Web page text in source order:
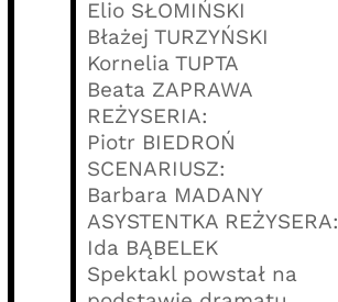
Elio SŁOMIŃSKI
Błażej TURZYŃSKI
Kornelia TUPTA
Beata ZAPRAWA
REŻYSERIA:
Piotr BIEDROŃ
SCENARIUSZ:
Barbara MADANY
ASYSTENTKA REŻYSERA:
Ida BĄBELEK
Spektakl powstał na